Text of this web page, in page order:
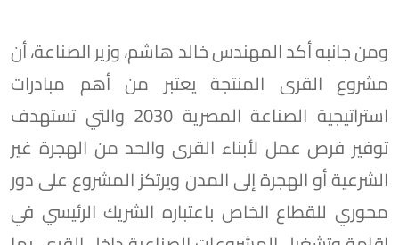
ومن جانبه أكد المهندس خالد هاشم، وزير الصناعة، أن
مشروع القرى المنتجة يعتبر من أهم مبادرات
استراتيجية الصناعة المصرية 2030 والتي تستهدف
توفير فرص عمل لأبناء القرى والحد من الهجرة غير
الشرعية أو الهجرة إلى المدن ويرتكز المشروع على دور
محوري للقطاع الخاص باعتباره الشريك الرئيسي في